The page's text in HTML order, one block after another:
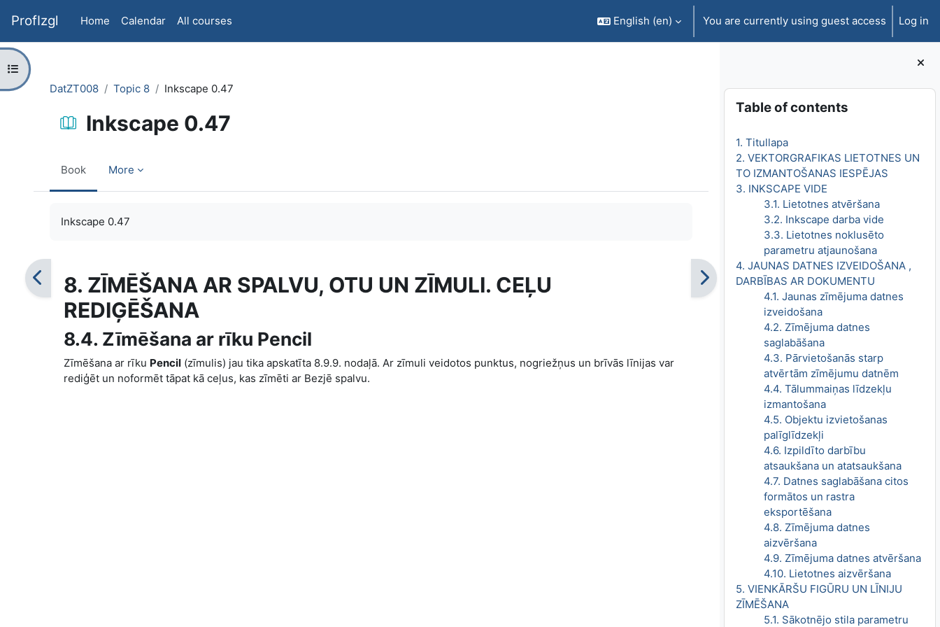
ProfIzgl Home Calendar All courses English ‎(en)‎ You are currently using guest access Log in
Blocks
Skip Table of contents
Table of contents
1. Titullapa
2. VEKTORGRAFIKAS LIETOTNES UN
TO IZMANTOŠANAS IESPĒJAS
3. INKSCAPE VIDE
3.1. Lietotnes atvēršana
3.2. Inkscape darba vide
3.3. Lietotnes noklusēto
parametru atjaunošana
4. JAUNAS DATNES IZVEIDOŠANA ,
DARBĪBAS AR DOKUMENTU
4.1. Jaunas zīmējuma datnes
izveidošana
4.2. Zīmējuma datnes
saglabāšana
4.3. Pārvietošanās starp
atvērtām zīmējumu datnēm
4.4. Tālummaiņas līdzekļu
izmantošana
4.5. Objektu izvietošanas
palīglīdzekļi
4.6. Izpildīto darbību
atsaukšana un atatsaukšana
4.7. Datnes saglabāšana citos
formātos un rastra
eksportēšana
4.8. Zīmējuma datnes
aizvēršana
4.9. Zīmējuma datnes atvēršana
4.10. Lietotnes aizvēršana
5. VIENKĀRŠU FIGŪRU UN LĪNIJU
ZĪMĒŠANA
5.1. Sākotnējo stila parametru
Open course index
DatZT008
Topic 8 Inkscape 0.47
Inkscape 0.47
Book More
Inkscape 0.47
8. ZĪMĒŠANA AR SPALVU, OTU UN ZĪMULI. CEĻU
REDIĢĒŠANA
8.4. Zīmēšana ar rīku Pencil
Zīmēšana ar rīku Pencil (zīmulis) jau tika apskatīta 8.9.9. nodaļā. Ar zīmuli veidotos punktus, nogriežņus un brīvās līnijas var
rediģēt un noformēt tāpat kā ceļus, kas zīmēti ar Bezjē spalvu.